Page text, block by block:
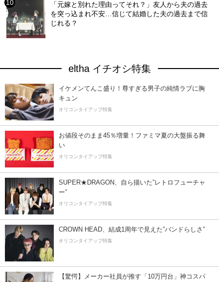
「元嫁と別れた理由ってそれ？」友人から夫の過去
を突っ込まれ不安…信じて結婚した夫の過去まで信
じれる？
eltha イチオシ特集
イケメンてんこ盛り！尊すぎる男子の純情ラブに胸
キュン
オリコンタイアップ特集
お値段そのまま45％増量！ファミマ夏の大盤振る舞
い
オリコンタイアップ特集
SUPER★DRAGON、自ら描いた”レトロフューチャ
ー”
オリコンタイアップ特集
CROWN HEAD、結成1周年で見えた”バンドらしさ”
オリコンタイアップ特集
【驚愕】メーカー社員が推す「10万円台」神コスパ